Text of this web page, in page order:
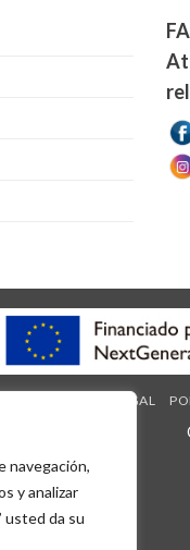
navegación,
y analizar
usted da su
AVISO LEGAL